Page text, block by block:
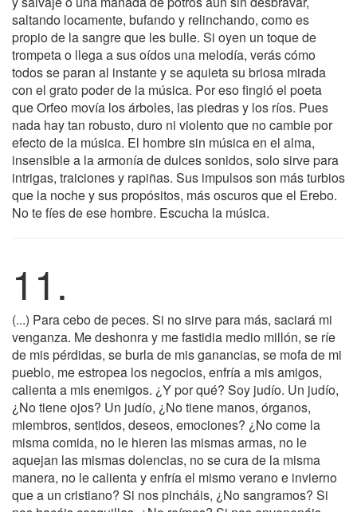
saltando locamente, bufando y relinchando, como es
propio de la sangre que les bulle. Si oyen un toque de
trompeta o llega a sus oídos una melodía, verás cómo
todos se paran al instante y se aquieta su briosa mirada
con el grato poder de la música. Por eso fingió el poeta
que Orfeo movía los árboles, las piedras y los ríos. Pues
nada hay tan robusto, duro ni violento que no cambie por
efecto de la música. El hombre sin música en el alma,
insensible a la armonía de dulces sonidos, solo sirve para
intrigas, traiciones y rapiñas. Sus impulsos son más turbios
que la noche y sus propósitos, más oscuros que el Erebo.
No te fíes de ese hombre. Escucha la música.
11.
(...) Para cebo de peces. Si no sirve para más, saciará mi
venganza. Me deshonra y me fastidia medio millón, se ríe
de mis pérdidas, se burla de mis ganancias, se mofa de mi
pueblo, me estropea los negocios, enfría a mis amigos,
calienta a mis enemigos. ¿Y por qué? Soy judío. Un judío,
¿No tiene ojos? Un judío, ¿No tiene manos, órganos,
miembros, sentidos, deseos, emociones? ¿No come la
misma comida, no le hieren las mismas armas, no le
aquejan las mismas dolencias, no se cura de la misma
manera, no le calienta y enfría el mismo verano e invierno
que a un cristiano? Si nos pincháis, ¿No sangramos? Si